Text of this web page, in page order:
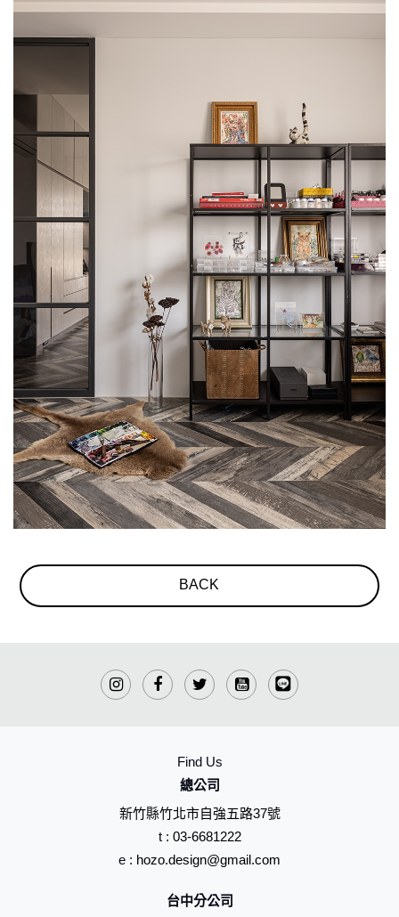
BACK
Find Us
總公司
新竹縣竹北市自強五路37號
t : 03-6681222
e : hozo.design@gmail.com
台中分公司